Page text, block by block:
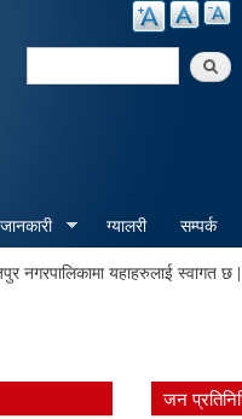
Search
ग्यालरी सम्पर्क
यहाहरुलाई स्वागत छ |
जन